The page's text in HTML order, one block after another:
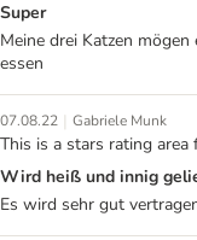
Super
Meine drei Katzen
essen
07.08.22 | Gabriele Munk
This is a stars rating
Wird heiß und innig
Es wird sehr gut